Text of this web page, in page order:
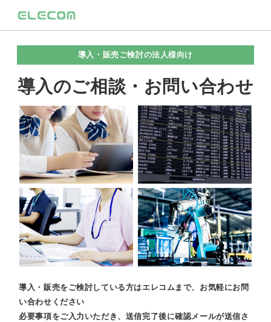
導入・販売ご検討の法人様向け
導入のご相談・お問い合わせ
導入・販売をご検討している方はエレコムまで、お気軽にお問
い合わせください
必要事項をご入力いただき、送信完了後に確認メールが送信さ